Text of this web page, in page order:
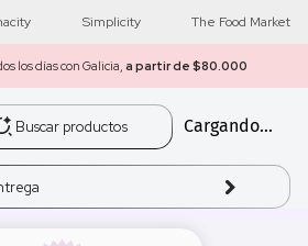
Simplicity The Food Market
los días con Galicia, a partir de $80.000
Cargando...